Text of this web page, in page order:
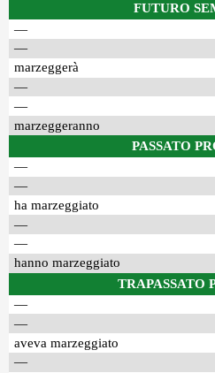
FUTURO
—
—
marzeggerà
—
—
marzeggeranno
PASSATO
—
—
ha marzeggiato
—
—
hanno marzeggiato
TRAPASSATO
—
—
aveva marzeggiato
—